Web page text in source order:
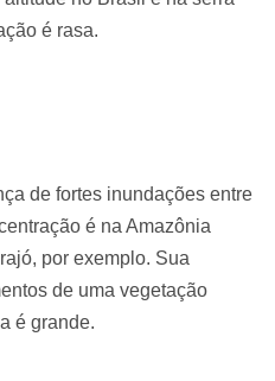
é rasa.
de fortes inundações entre
é na Amazônia
por exemplo. Sua
de uma vegetação
é grande.